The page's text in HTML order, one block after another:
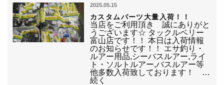
2025.05.15
カスタムパーツ大量入荷！！
当店をご利用頂き 誠にありがと
うございます☆ タックルベリー
富山店です！！ 本日は入荷情報
のお知らせです！！ エサ釣り・
ルアー用品,シーバスルアー,ライ
ト・ソルトルアー,バスルアー等
他多数入荷致しております！ …
続く